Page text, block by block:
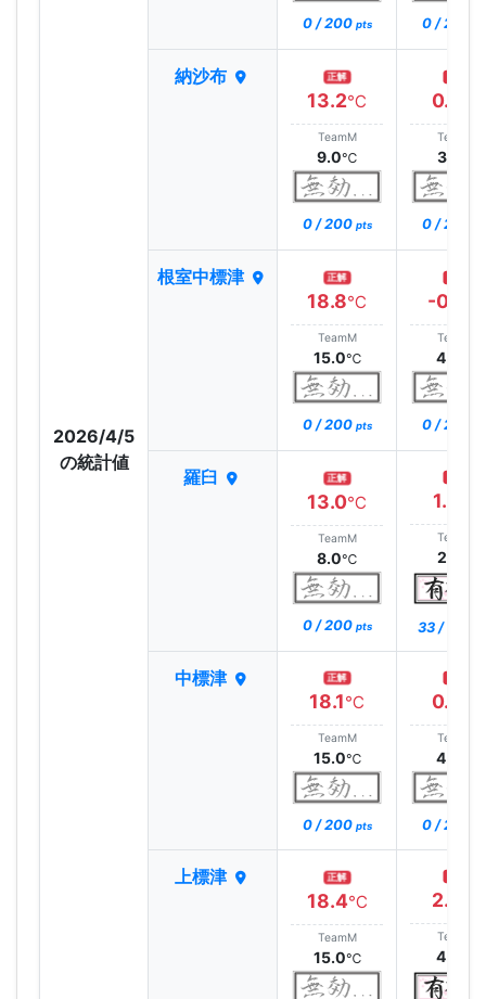
2026/4/5
の統計値
0 / 200 pts 0 / 200
納沙布 正解
13.2℃
TeamM
9.0℃
0 / 200 pts
0.6
TeamM
3.5
0 / 200
根室中標津 正解
18.8℃
TeamM
15.0℃
0 / 200 pts
-0.5
TeamM
4.0
0 / 200
羅臼 正解
13.0℃
TeamM
8.0℃
0 / 200 pts
1.3
TeamM
2.5
33 / 200
中標津 正解
18.1℃
TeamM
15.0℃
0 / 200 pts
0.9
TeamM
4.0
0 / 200
上標津 正解
18.4℃
TeamM
15.0℃
2.3
TeamM
4.0